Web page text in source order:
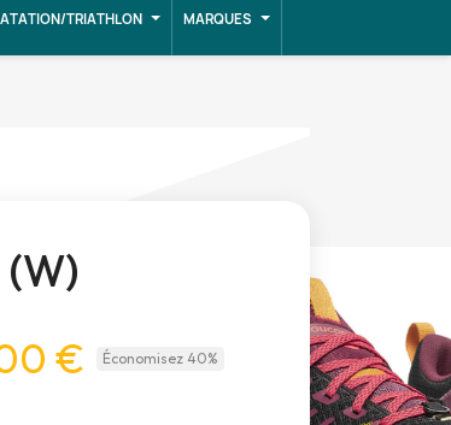
TRIATHLON MARQUES
(W)
€ Économisez 40%